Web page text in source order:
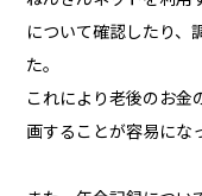
について確認したり、
た。
これにより老後のお金
画することが容易にな